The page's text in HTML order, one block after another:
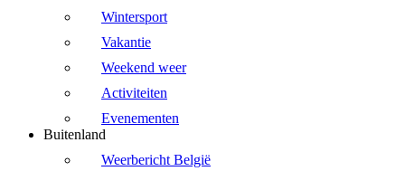
Wintersport
Vakantie
Weekend weer
Activiteiten
Evenementen
Buitenland
Weerbericht België